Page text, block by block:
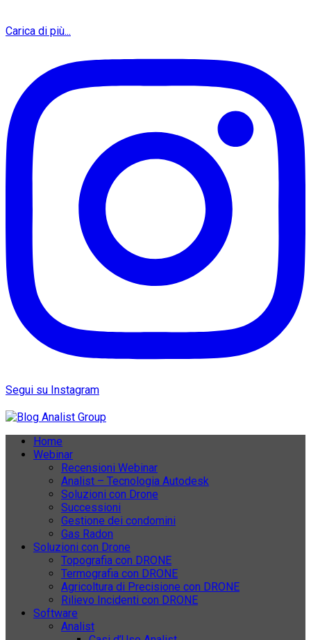
Carica di più...
Segui su Instagram
Home
Webinar
Recensioni Webinar
Analist – Tecnologia Autodesk
Soluzioni con Drone
Successioni
Gestione dei condomini
Gas Radon
Soluzioni con Drone
Topografia con DRONE
Termografia con DRONE
Agricoltura di Precisione con DRONE
Rilievo Incidenti con DRONE
Software
Analist